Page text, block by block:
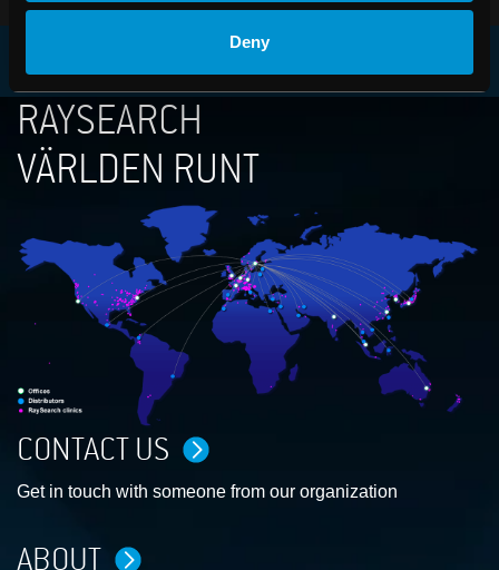
Deny
RAYSEARCH
VÄRLDEN RUNT
CONTACT US
Get in touch with someone from our organization
ABOUT